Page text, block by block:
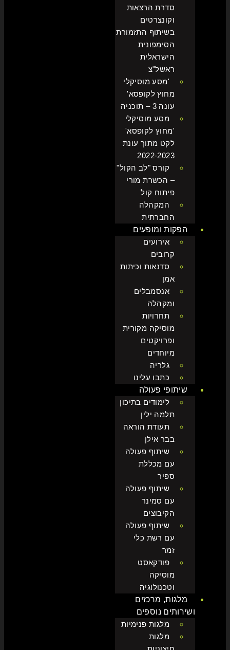
סדרת הרצאות
וקונצרטים
בשיתוף התזמורת
הסימפונית
הישראלית
ראשל"צ
'מסע מוסיקלי
מחוץ לקופסא'
עונה 3 – תוכניה
מסע מוסיקלי
'מחוץ לקופסא'
לקט מתוך עונת
2022-2023
קורס "לב הקול"
– הכשרת מורי
פיתוח קול
המקהלה
החברתית
הפקות ומופעים
אירועים
קרובים
סדנאות וכיתות
אמן
אנסמבלים
ומקהלה
תחרויות
מוסיקה מקורית
ופרויקטים
מיוחדים
גלריה
כתבו עלינו
שיתופי פעולה
לימודים בתיכון
תלמה ילין
תעודת הוראה
בבר אילן
שיתוף פעולה
עם מכללת
ספיר
שיתוף פעולה
עם סמינר
הקיבוצים
שיתוף פעולה
עם רשת כלי
זמר
פודקאסט
מוסיקה
וטכנולוגיה
מלגות, מרכזים
ושירותים נוספים
מלגות פנימיות
מלגות